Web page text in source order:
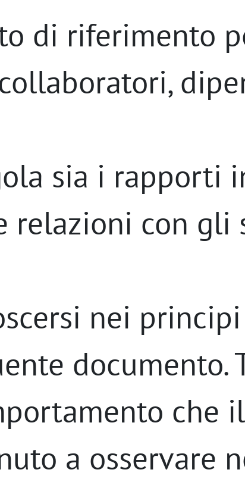
di riferimento
sia i rapporti
relazioni con gli
nei
documento.
che
a osservare